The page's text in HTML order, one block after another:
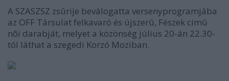
A SZASZSZ zsûrije beválogatta versenyprogramjába
az OFF Társulat felkavaró és újszerû, Fészek címû
nõi darabját, melyet a közönség július 20-án 22.30-
tól láthat a szegedi Korzó Moziban.